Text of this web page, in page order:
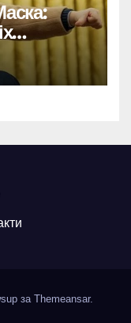
заThemeansar.